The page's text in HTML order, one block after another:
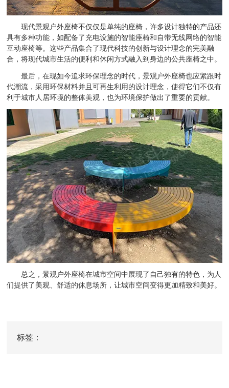
现代景观户外座椅不仅仅是单纯的座椅，许多设计独特的产品还
具有多种功能，如配备了充电设施的智能座椅和自带无线网络的智能
互动座椅等。这些产品集合了现代科技的创新与设计理念的完美融
合，将现代城市生活的便利和休闲方式融入到身边的公共座椅之中。
最后，在现如今追求环保理念的时代，景观户外座椅也应紧跟时
代潮流，采用环保材料并且可再生利用的设计理念，使得它们不仅有
利于城市人居环境的整体美观，也为环境保护做出了重要的贡献。
总之，景观户外座椅在城市空间中展现了自己独有的特色，为人
们提供了美观、舒适的休息场所，让城市空间变得更加精致和美好。
标签：